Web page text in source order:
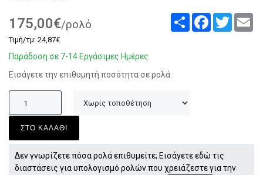
Share Facebook
Twitter
175,00€/ρολό
Τιμή/τμ: 24,87€
Παράδοση σε 7-14 Εργάσιμες Ημέρες
Εισάγετε την επιθυμητή ποσότητα σε ρολά
ΣΤΟ ΚΑΛΑΘΙ
Δεν γνωρίζετε πόσα ρολά επιθυμείτε; Εισάγετε εδώ τις
διαστάσεις για υπολογισμό ρολών που χρειάζεστε για την